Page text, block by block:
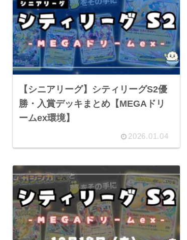
【シニアリーグ】シティリーグS2優
勝・入賞デッキまとめ【MEGAドリ
ームex環境】
2026.01.04